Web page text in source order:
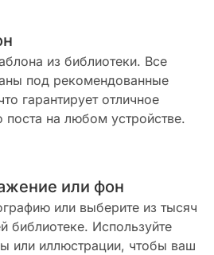
из библиотеки. Все
под рекомендованные
гарантирует отличное
на любом устройстве.
или фон
или выберите из тысяч
библиотеке. Используйте
или иллюстрации, чтобы ваш